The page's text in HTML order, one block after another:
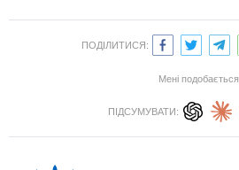
ПОДІЛИТИСЯ:
Мені подобається
ПІДСУМУВАТИ: